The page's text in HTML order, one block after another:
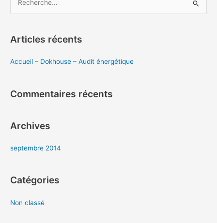
h
h
r
:
Articles récents
Accueil – Dokhouse – Audit énergétique
Commentaires récents
Archives
septembre 2014
Catégories
Non classé